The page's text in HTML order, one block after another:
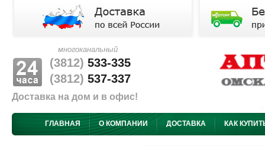
многоканальный
(3812) 533-335
(3812) 537-337
Доставка на дом и в офис!
ГЛАВНАЯ О КОМПАНИИ ДОСТАВКА КАК